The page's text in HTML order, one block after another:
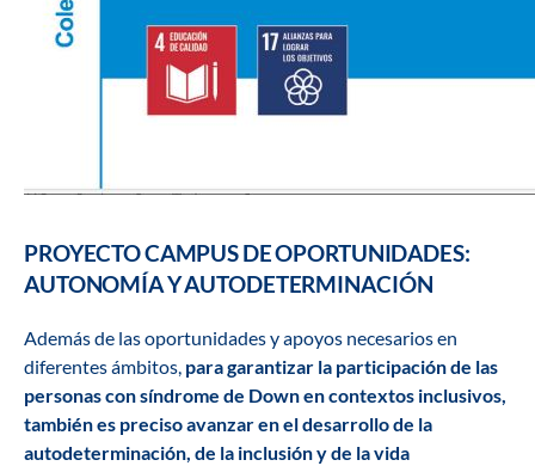
PROYECTO CAMPUS DE OPORTUNIDADES:
AUTONOMÍA Y AUTODETERMINACIÓN
Además de las oportunidades y apoyos necesarios en
diferentes ámbitos, para garantizar la participación de las
personas con síndrome de Down en contextos inclusivos,
también es preciso avanzar en el desarrollo de la
autodeterminación, de la inclusión y de la vida